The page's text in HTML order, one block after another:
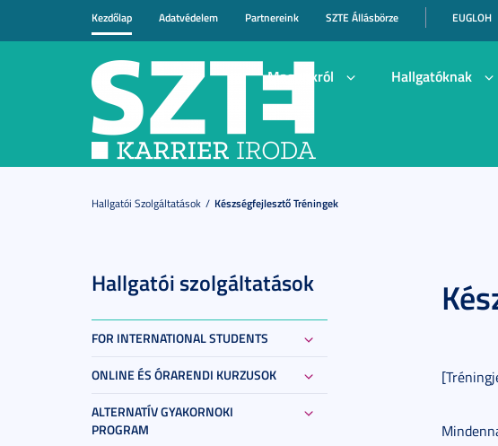
Kezdőlap Adatvédelem Partnereink SZTE Állásbörze EUGLOH
Magunkról Hallgatóknak
Hallgatói Szolgáltatások Készségfejlesztő Tréningek
Hallgatói szolgáltatások
FOR INTERNATIONAL STUDENTS
ONLINE ÉS ÓRARENDI KURZUSOK
ALTERNATÍV GYAKORNOKI
PROGRAM